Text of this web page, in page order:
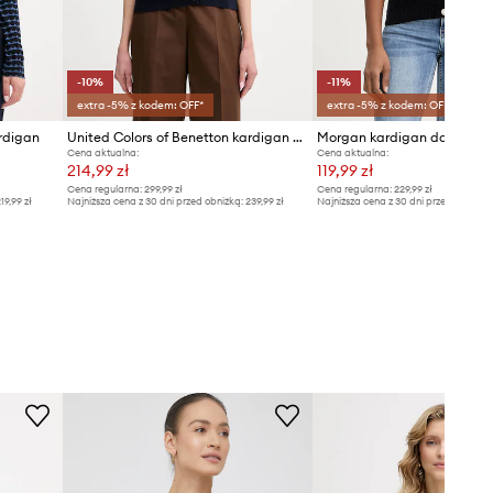
zł
-10%
extra -5% z kodem: OFF*
United Colors of Benetton kardigan damski bawełniany
Cena aktualna:
214,99 zł
Cena regularna:299,99 zł
Najniższa cena z 30 dni przed obniżką:239,99 zł
-11%
extra -5% z kodem: OFF*
Cena aktualna:
119,99 zł
Cena regularna: 229,99 zł
Najniższa cena z 30 dni przed obniżką: